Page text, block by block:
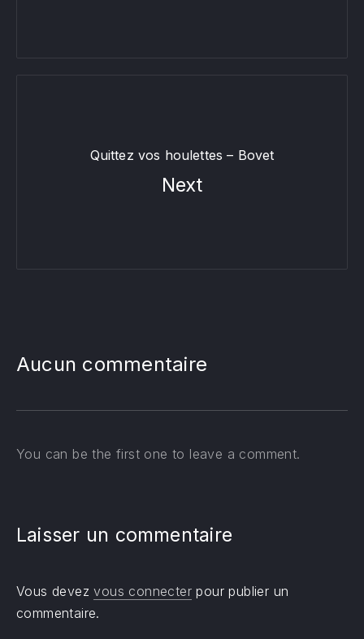
Quittez vos houlettes – Bovet
Next
Aucun commentaire
You can be the first one to leave a comment.
Laisser un commentaire
Vous devezvous connecter pour publier un
commentaire.